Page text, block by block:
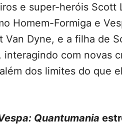
e super-heróis Scott
Homem-Formiga e
Dyne, e a filha de
, interagindo com novas
dos limites do que
Quantumania